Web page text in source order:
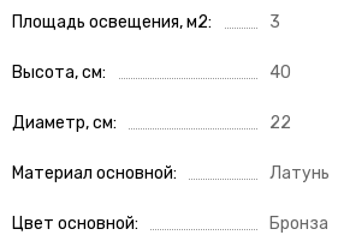
Площадь освещения, м2 3
Высота, см 40
Диаметр, см 22
Материал основной Латунь
Цвет основной Бронза